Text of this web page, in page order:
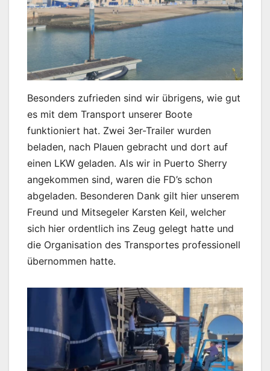
Besonders zufrieden sind wir übrigens, wie gut
es mit dem Transport unserer Boote
funktioniert hat. Zwei 3er-Trailer wurden
beladen, nach Plauen gebracht und dort auf
einen LKW geladen. Als wir in Puerto Sherry
angekommen sind, waren die FD’s schon
abgeladen. Besonderen Dank gilt hier unserem
Freund und Mitsegeler Karsten Keil, welcher
sich hier ordentlich ins Zeug gelegt hatte und
die Organisation des Transportes professionell
übernommen hatte.